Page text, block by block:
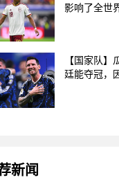
影响了全世
【国家队】
廷能夺冠，
新闻